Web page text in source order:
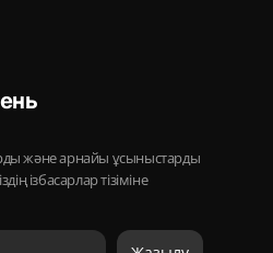
және арнайы ұсыныстарды
ізбасарлар тізіміне